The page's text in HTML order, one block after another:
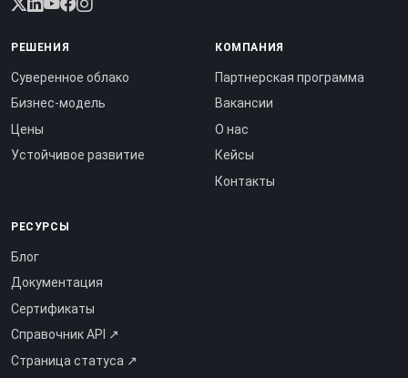
РЕШЕНИЯ
Суверенное облако
Бизнес-модель
Цены
Устойчивое развитие
КОМПАНИЯ
Партнерская программа
Вакансии
О нас
Кейсы
Контакты
РЕСУРСЫ
Блог
Документация
Сертификаты
Справочник API ↗
Страница статуса ↗